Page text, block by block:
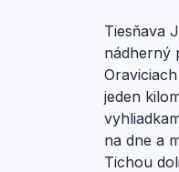
Tiesňava
nádherný
jeden
na dne a
Tichou